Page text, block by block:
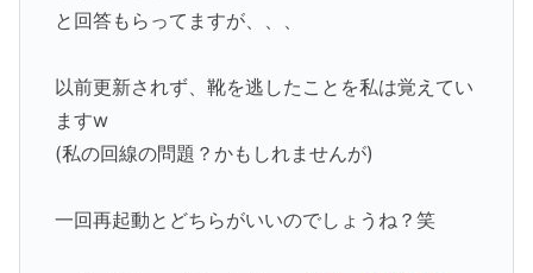
と回答もらってますが、、、
以前更新されず、靴を逃したことを私は覚えてい
ますw
(私の回線の問題？かもしれませんが)
一回再起動とどちらがいいのでしょうね？笑